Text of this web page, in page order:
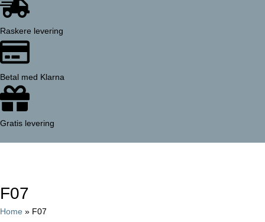
Raskere levering
Betal med Klarna
Gratis levering
F07
Home » F07